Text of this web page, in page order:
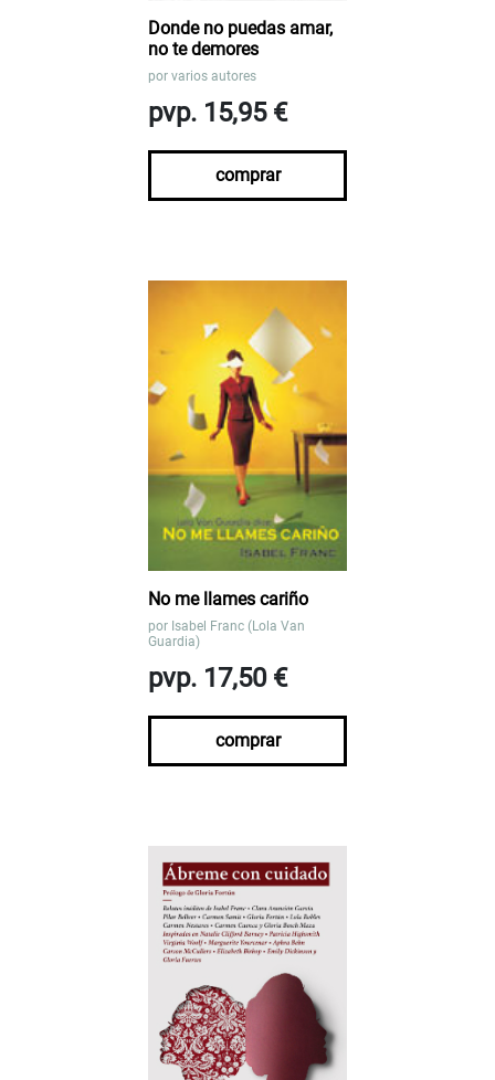
Donde no puedas amar,
no te demores
por varios autores
pvp. 15,95 €
comprar
No me llames cariño
por Isabel Franc (Lola Van
Guardia)
pvp. 17,50 €
comprar